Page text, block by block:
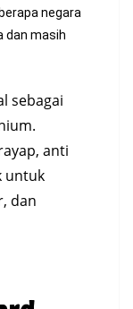
negara
dan masih
sebagai
anti
untuk
dan